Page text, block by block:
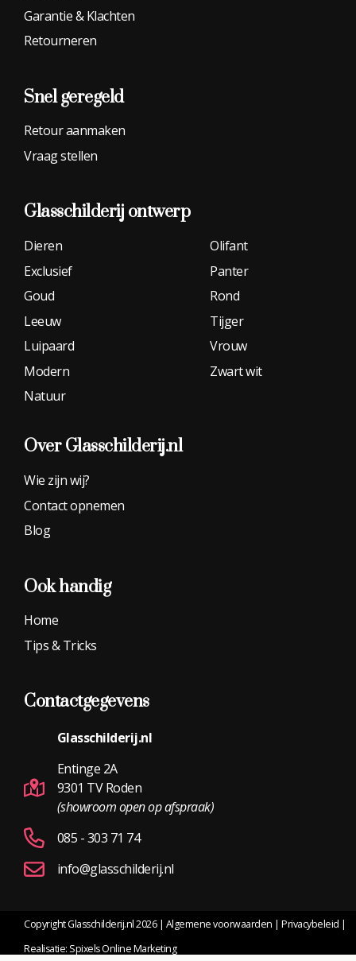
Garantie & Klachten
Retourneren
Snel geregeld
Retour aanmaken
Vraag stellen
Glasschilderij ontwerp
Dieren
Exclusief
Goud
Leeuw
Luipaard
Modern
Natuur
Olifant
Panter
Rond
Tijger
Vrouw
Zwart wit
Over Glasschilderij.nl
Wie zijn wij?
Contact opnemen
Blog
Ook handig
Home
Tips & Tricks
Contactgegevens
Glasschilderij.nl
Entinge 2A
9301 TV Roden
(showroom open op afspraak)
085 - 303 71 74
info@glasschilderij.nl
Copyright Glasschilderij.nl 2026 | Algemene voorwaarden | Privacybeleid |
Realisatie: Spixels Online Marketing